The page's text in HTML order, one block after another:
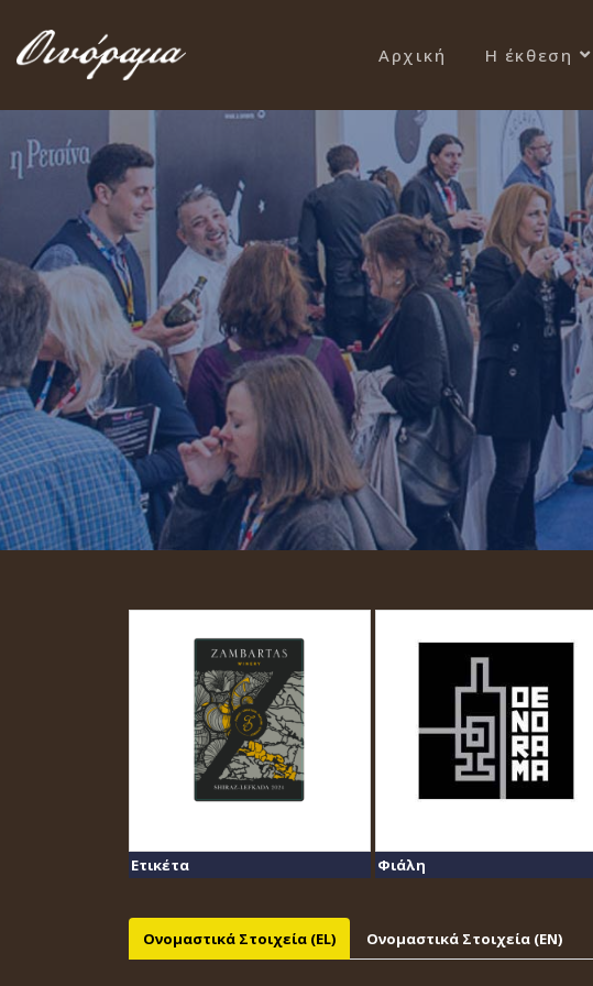
Αρχική Η έκθεση
Ετικέτα Φιάλη
Ονομαστικά Στοιχεία (EL) Ονομαστικά Στοιχεία (EΝ)